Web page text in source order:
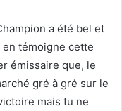
a été bel et
témoigne cette
émissaire que, le
gré à gré sur le
mais tu ne